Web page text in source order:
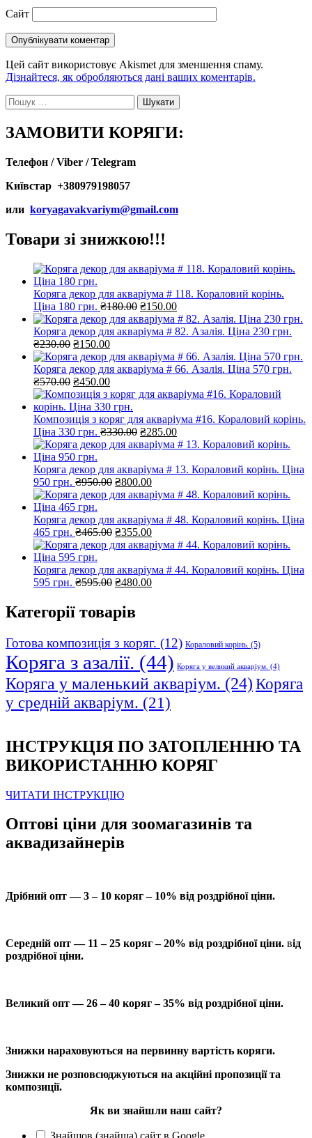
Сайт
Цей сайт використовує Akismet для зменшення спаму.
Дізнайтеся, як обробляються дані ваших коментарів.
Пошук:
ЗАМОВИТИ КОРЯГИ:
Телефон / Viber / Telegram
Київстар +380979198057
или koryagavakvariym@gmail.com
Товари зі знижкою!!!
Коряга декор для акваріума # 118. Кораловий корінь.
Ціна 180 грн. ₴180.00 Оригінальна
ціна:
₴180.00.
₴150.00Поточна
ціна:
₴150.00.
Коряга декор для акваріума # 82. Азалія. Ціна 230 грн.
₴230.00 Оригінальна
ціна:
₴230.00.
₴150.00Поточна
ціна:
₴150.00.
Коряга декор для акваріума # 66. Азалія. Ціна 570 грн.
₴570.00 Оригінальна
ціна:
₴570.00.
₴450.00Поточна
ціна:
₴450.00.
Композиція з коряг для акваріума #16. Кораловий корінь.
Ціна 330 грн. ₴330.00 Оригінальна
ціна:
₴285.00Поточна
ціна:
Коряга декор для акваріума # 13. Кораловий корінь. Ціна
950 грн. ₴950.00 Оригінальна
ціна:
₴800.00Поточна
ціна:
Коряга декор для акваріума # 48. Кораловий корінь. Ціна
465 грн. ₴465.00 Оригінальна
ціна:
₴355.00Поточна
ціна:
Коряга декор для акваріума # 44. Кораловий корінь. Ціна
595 грн. ₴595.00 Оригінальна
₴595.00.
₴480.00Поточна
Категорії товарів
Готова композиція з коряг. (12) Кораловий корінь. (5)
Коряга з азалії. (44) Коряга у великий акваріум. (4)
Коряга у маленький акваріум. (24)Коряга
у средній акваріум. (21)
ІНСТРУКЦІЯ ПО ЗАТОПЛЕННЮ ТА
ВИКОРИСТАННЮ КОРЯГ
ЧИТАТИ ІНСТРУКЦІЮ
Оптові ціни для зоомагазинів та
аквадизайнерів
Дрібний опт — 3 – 10 коряг – 10% від роздрібної ціни.
Середній опт — 11 – 25 коряг – 20% від роздрібної ціни. від
роздрібної ціни.
Великий опт — 26 – 40 коряг – 35% від роздрібної ціни.
Знижки нараховуються на первинну вартість коряги.
Знижки не розповсюджуються на акційні пропозиції та
композиції.
Як ви знайшли наш сайт?